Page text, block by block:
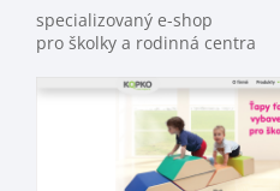
specializovaný e-shop
pro školky a rodinná centra